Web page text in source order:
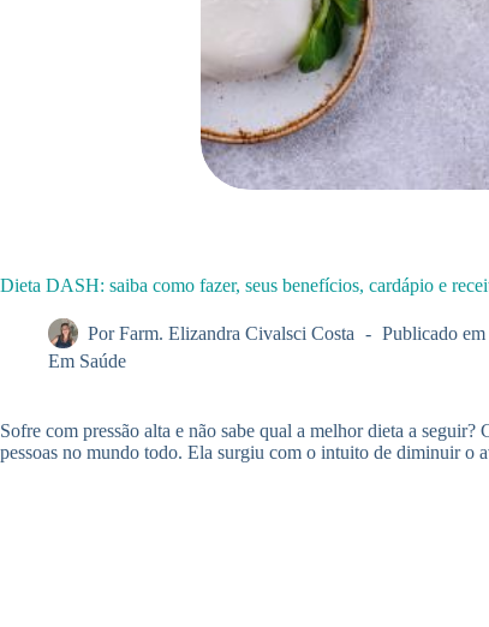
Dieta DASH: saiba como fazer, seus benefícios, cardápio e
Por Farm. Elizandra Civalsci Costa Publicado em
Em Saúde
Sofre com pressão alta e não sabe qual a melhor dieta a seguir?
pessoas no mundo todo. Ela surgiu com o intuito de diminuir o